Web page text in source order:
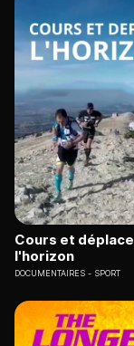
Cours et déplace
l'horizon
DOCUMENTAIRES SPORT